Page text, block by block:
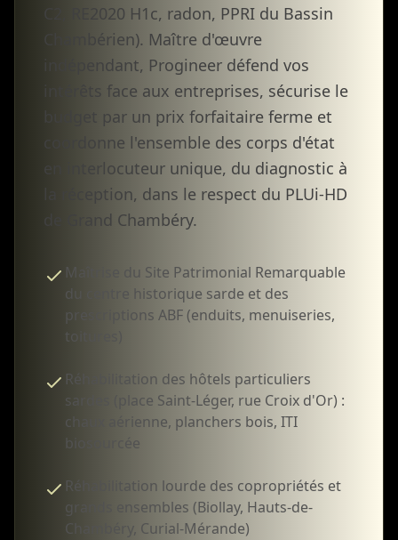
C2, RE2020 H1c, radon, PPRI du Bassin
Chambérien). Maître d'œuvre
indépendant, Progineer défend vos
intérêts face aux entreprises, sécurise le
budget par un prix forfaitaire ferme et
coordonne l'ensemble des corps d'état
en interlocuteur unique, du diagnostic à
la réception, dans le respect du PLUi-HD
de Grand Chambéry.
Maîtrise du Site Patrimonial Remarquable
du centre historique sarde et des
prescriptions ABF (enduits, menuiseries,
toitures)
Réhabilitation des hôtels particuliers
sardes (place Saint-Léger, rue Croix d'Or) :
chaux aérienne, planchers bois, ITI
biosourcée
Réhabilitation lourde des copropriétés et
grands ensembles (Biollay, Hauts-de-
Chambéry, Curial-Mérande)